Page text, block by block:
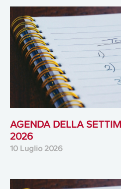
AGENDA DELLA
2026
10 Luglio 2026